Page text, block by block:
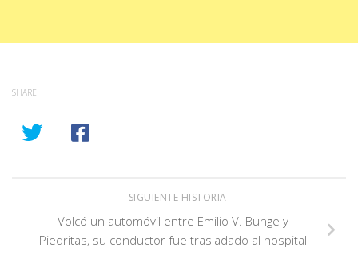
SHARE
SIGUIENTE HISTORIA
Volcó un automóvil entre Emilio V. Bunge y
Piedritas, su conductor fue trasladado al hospital